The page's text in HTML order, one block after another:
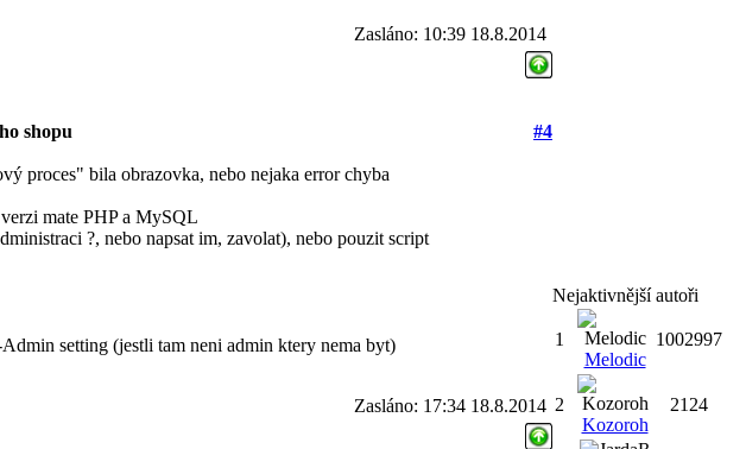
Zasláno: 10:39 18.8.2014
shopu
#4
proces" bila obrazovka, nebo nejaka error chyba
mate PHP a MySQL
?, nebo napsat im, zavolat), nebo pouzit script
setting (jestli tam neni admin ktery nema byt)
Zasláno: 17:34 18.8.2014
Nejaktivnější autoři
1
Melodic
1002997
2
Kozoroh
2124